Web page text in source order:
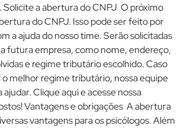
Solicite a abertura do CNPJ O próximo
do CNPJ. Isso pode ser feito por
a ajuda do nosso time. Serão solicitadas
futura empresa, como nome, endereço,
e regime tributário escolhido. Caso
o melhor regime tributário, nossa equipe
Clique aqui e acesse nossa
Vantagens e obrigações A abertura
vantagens para os psicólogos. Além